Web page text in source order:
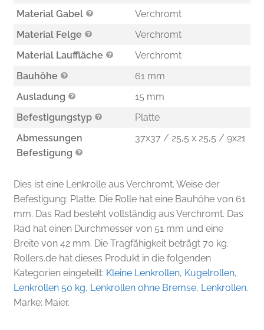
Dies ist eine Lenkrolle aus Verchromt. Weise der
Befestigung: Platte. Die Rolle hat eine Bauhöhe von 61
mm. Das Rad besteht vollständig aus Verchromt. Das
Rad hat einen Durchmesser von 51 mm und eine
Breite von 42 mm. Die Tragfähigkeit beträgt 70 kg.
Rollers.de hat dieses Produkt in die folgenden
Kategorien eingeteilt: Kleine Lenkrollen, Kugelrollen,
Lenkrollen 50 kg, Lenkrollen ohne Bremse, Lenkrollen.
Marke: Maier.
Material Gabel
Verchromt
Material Felge
Verchromt
Material Lauffläche
Verchromt
Bauhöhe
61 mm
Ausladung
15 mm
Befestigungstyp
Platte
Abmessungen
Befestigung
37x37 / 25,5 x 25,5 / 9x21